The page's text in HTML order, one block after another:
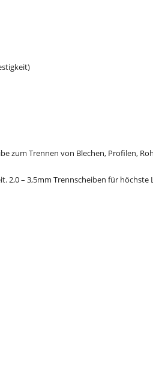
zum Trennen von Blechen, Profilen,
2,0 – 3,5mm Trennscheiben für